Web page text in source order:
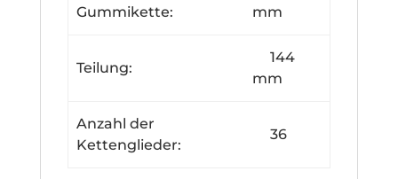
Gummikette:
mm
Teilung:
144
mm
Anzahl der
Kettenglieder:
36